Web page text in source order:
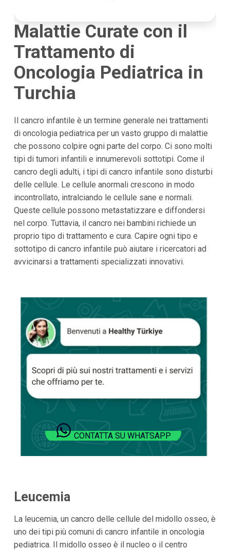
Malattie Curate con il
Trattamento di
Oncologia Pediatrica in
Turchia
Il cancro infantile è un termine generale nei trattamenti
di oncologia pediatrica per un vasto gruppo di malattie
che possono colpire ogni parte del corpo. Ci sono molti
tipi di tumori infantili e innumerevoli sottotipi. Come il
cancro degli adulti, i tipi di cancro infantile sono disturbi
delle cellule. Le cellule anormali crescono in modo
incontrollato, intralciando le cellule sane e normali.
Queste cellule possono metastatizzare e diffondersi
nel corpo. Tuttavia, il cancro nei bambini richiede un
proprio tipo di trattamento e cura. Capire ogni tipo e
sottotipo di cancro infantile può aiutare i ricercatori ad
avvicinarsi a trattamenti specializzati innovativi.
CONTATTA SU WHATSAPP
Leucemia
La leucemia, un cancro delle cellule del midollo osseo, è
uno dei tipi più comuni di cancro infantile in oncologia
pediatrica. Il midollo osseo è il nucleo o il centro